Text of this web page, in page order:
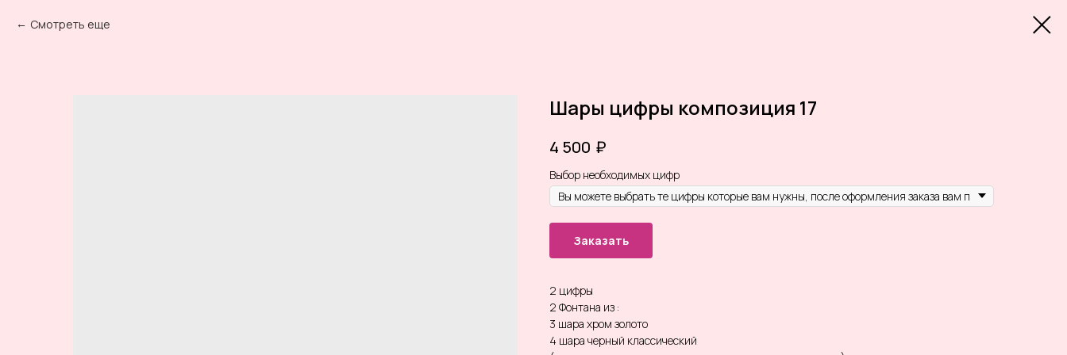
Смотреть еще
Шары цифры композиция 17
4 500 ₽
Выбор необходимых цифр
Заказать
2 цифры
2 Фонтана из :
3 шара хром золото
4 шара черный классический